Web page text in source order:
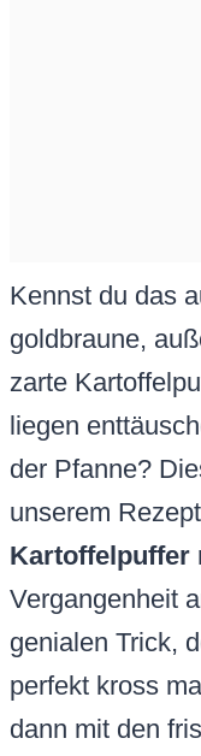
Kennst du das
goldbraune,
zarte
liegen
der Pfanne?
unserem
Kartoffelpuffer
Vergangenheit
genialen Trick,
perfekt kross
dann mit den